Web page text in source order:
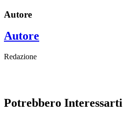
Autore
Autore
Redazione
Potrebbero Interessarti